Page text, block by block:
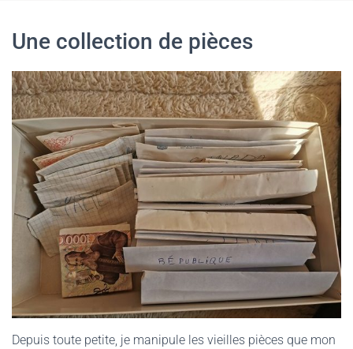
Une collection de pièces
Depuis toute petite, je manipule les vieilles pièces que mon